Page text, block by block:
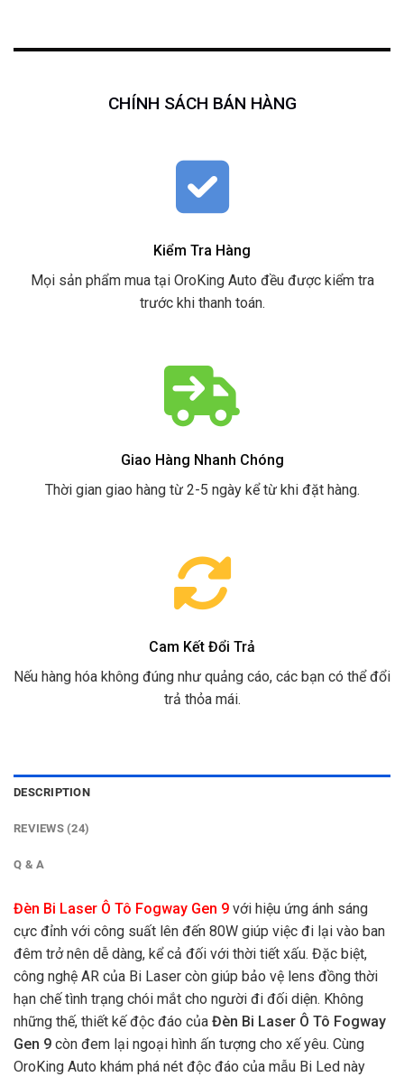
CHÍNH SÁCH BÁN HÀNG
Kiểm Tra Hàng
Mọi sản phẩm mua tại OroKing Auto đều được kiểm tra
trước khi thanh toán.
Giao Hàng Nhanh Chóng
Thời gian giao hàng từ 2-5 ngày kể từ khi đặt hàng.
Cam Kết Đổi Trả
Nếu hàng hóa không đúng như quảng cáo, các bạn có thể đổi
trả thỏa mái.
DESCRIPTION
REVIEWS (24)
Q & A
Đèn Bi Laser Ô Tô Fogway Gen 9 với hiệu ứng ánh sáng
cực đỉnh với công suất lên đến 80W giúp việc đi lại vào ban
đêm trở nên dễ dàng, kể cả đối với thời tiết xấu. Đặc biệt,
công nghệ AR của Bi Laser còn giúp bảo vệ lens đồng thời
hạn chế tình trạng chói mắt cho người đi đối diện. Không
những thế, thiết kế độc đáo của Đèn Bi Laser Ô Tô Fogway
Gen 9 còn đem lại ngoại hình ấn tượng cho xế yêu. Cùng
OroKing Auto khám phá nét độc đáo của mẫu Bi Led này